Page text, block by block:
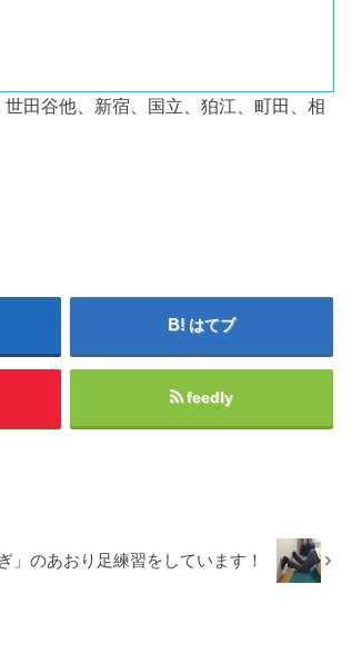
田谷他、新宿、国立、狛江、町田、相
はてブ
feedly
」のあおり足練習をしています！